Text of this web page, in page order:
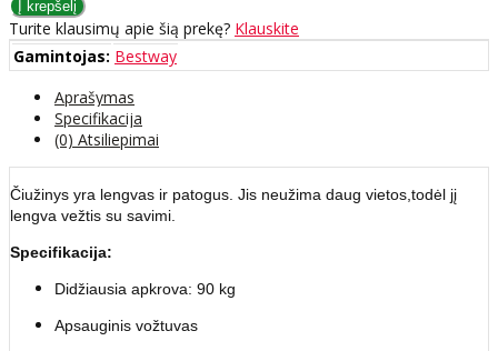
Turite klausimų apie šią prekę? Klauskite
Gamintojas: Bestway
Aprašymas
Specifikacija
(0) Atsiliepimai
Čiužinys yra lengvas ir patogus. Jis neužima daug vietos,todėl jį
lengva vežtis su savimi.
Specifikacija:
Didžiausia apkrova: 90 kg
Apsauginis vožtuvas